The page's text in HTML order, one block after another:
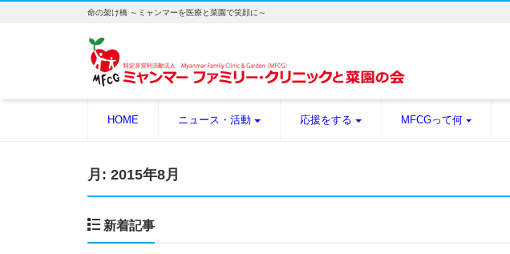
命の架け橋 ～ミャンマーを医療と菜園で笑顔に～
HOME ニュース・活動 応援をする MFCGって何
月: 2015年8月
新着記事